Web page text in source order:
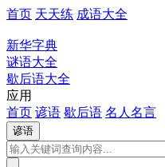
首页 天天练 成语大全
新华字典
谜语大全
歇后语大全
应用
首页 谚语 歇后语 名人名言